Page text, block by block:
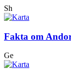
Sh
Fakta om
Ge